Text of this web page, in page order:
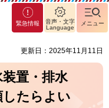
緊急情報
音声・文字
Language
メニュー
更新日：2025年11月11日
置・排水
たらよい